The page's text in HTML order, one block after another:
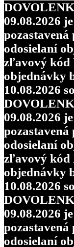
09.08.2026
odosielaní
zľavový kód
objednávky
10.08.2026
09.08.2026
odosielaní
zľavový kód
objednávky
10.08.2026
09.08.2026
odosielaní